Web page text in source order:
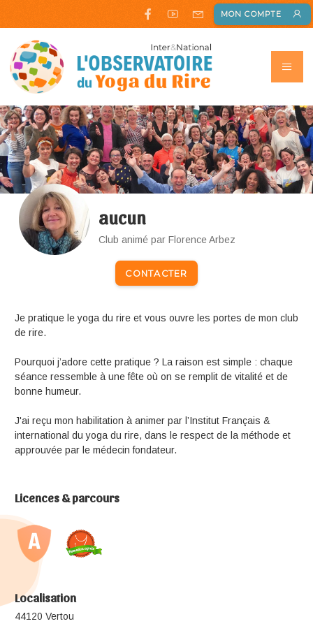
MON COMPTE
aucun
Club animé par Florence Arbez
CONTACTER
Je pratique le yoga du rire et vous ouvre les portes de mon club
de rire.
Pourquoi j’adore cette pratique ? La raison est simple : chaque
séance ressemble à une fête où on se remplit de vitalité et de
bonne humeur.
J'ai reçu mon habilitation à animer par l’Institut Français &
international du yoga du rire, dans le respect de la méthode et
approuvée par le médecin fondateur.
Licences & parcours
Localisation
44120 Vertou